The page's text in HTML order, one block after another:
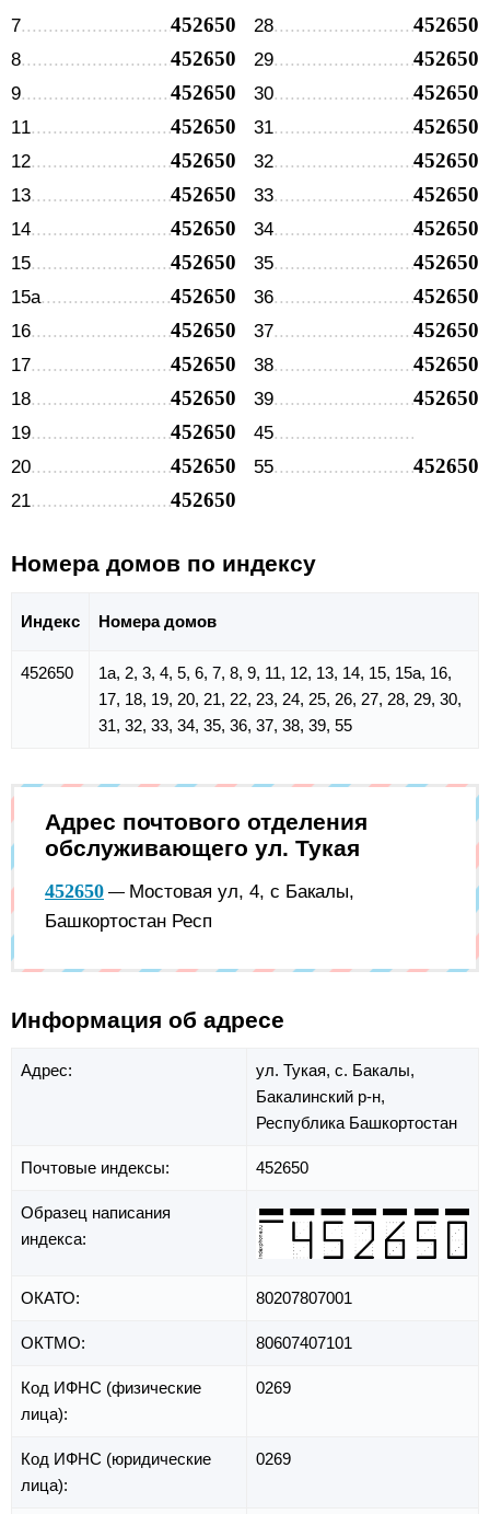
7 452650
8 452650
9 452650
11 452650
12 452650
13 452650
14 452650
15 452650
15а 452650
16 452650
17 452650
18 452650
19 452650
20 452650
21 452650
28 452650
29 452650
30 452650
31 452650
32 452650
33 452650
34 452650
35 452650
36 452650
37 452650
38 452650
39 452650
45
55
452650
Номера домов по индексу
Индекс Номера домов
452650
1а, 2, 3, 4, 5, 6, 7, 8, 9, 11, 12, 13, 14, 15, 15а, 16,
17, 18, 19, 20, 21, 22, 23, 24, 25, 26, 27, 28, 29, 30,
31, 32, 33, 34, 35, 36, 37, 38, 39, 55
Адрес почтового отделения
обслуживающего ул. Тукая
452650 — Мостовая ул, 4, с Бакалы,
Башкортостан Респ
Информация об адресе
Адрес: ул. Тукая, с. Бакалы,
Бакалинский р-н,
Республика Башкортостан
Почтовые индексы: 452650
Образец написания
индекса:
ОКАТО: 80207807001
ОКТМО: 80607407101
Код ИФНС (физические
лица):
0269
Код ИФНС (юридические
лица):
0269